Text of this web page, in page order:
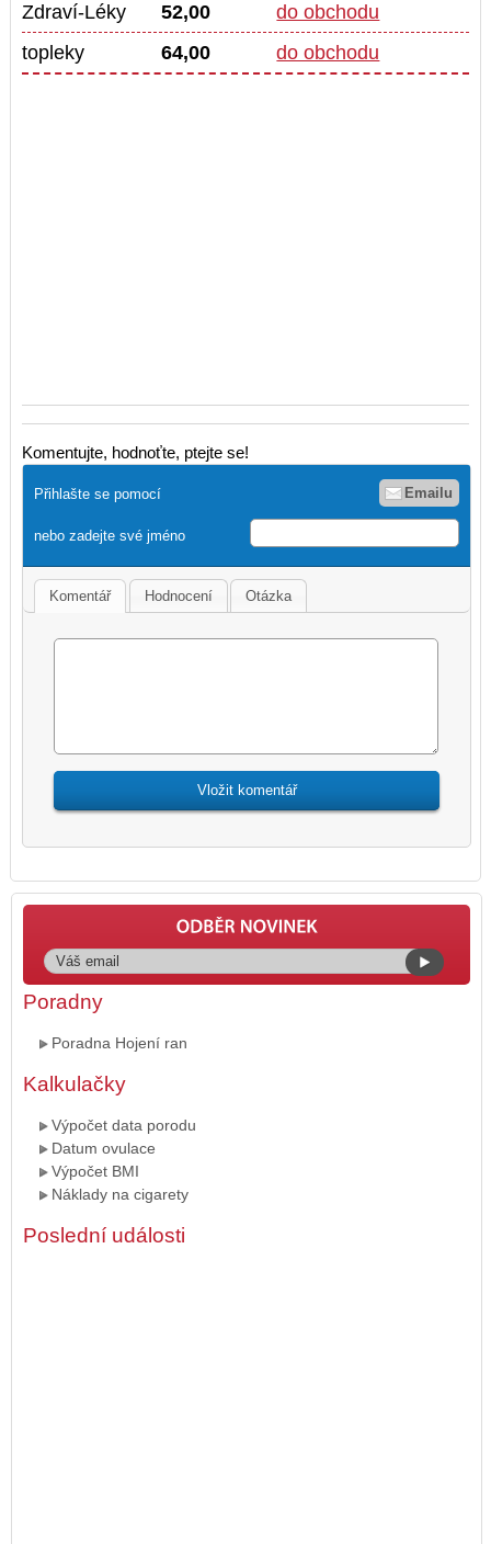
Zdraví-Léky 52,00
do obchodu
topleky
64,00 do obchodu
Komentujte, hodnoťte, ptejte se!
Přihlašte se pomocí Emailu
nebo zadejte své jméno
Komentář Hodnocení Otázka
Poradny
Poradna Hojení ran
Kalkulačky
Výpočet data porodu
Datum ovulace
Výpočet BMI
Náklady na cigarety
Poslední události